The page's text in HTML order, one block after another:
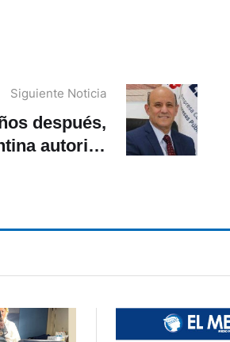
Siguiente Noticia
después,
autoriza